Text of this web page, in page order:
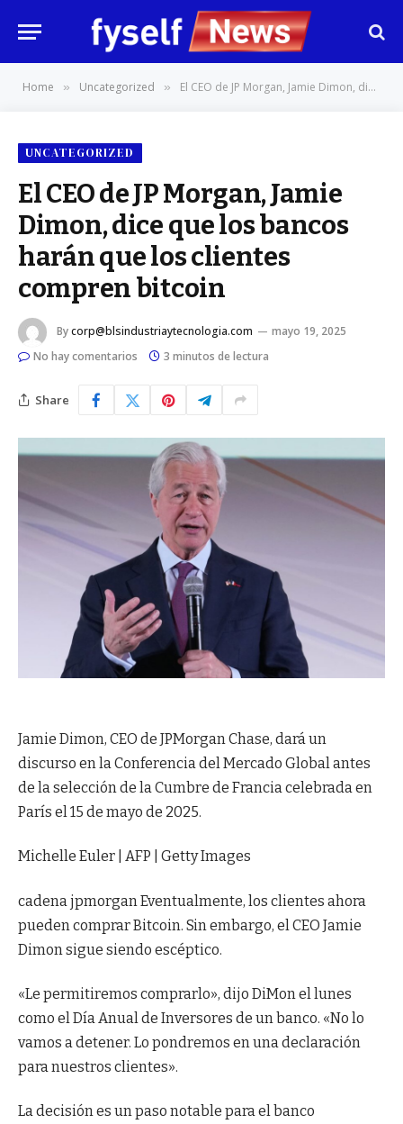
Home » Uncategorized » El CEO de JP Morgan, Jamie Dimon, dice que los bancos harán que los clientes compren bitcoin
UNCATEGORIZED
El CEO de JP Morgan, Jamie
Dimon, dice que los bancos
harán que los clientes
compren bitcoin
Bycorp@blsindustriaytecnologia.com
mayo 19, 2025
No hay comentarios
3 minutos de lectura
Share
Jamie Dimon, CEO de JPMorgan Chase, dará un
discurso en la Conferencia del Mercado Global antes
de la selección de la Cumbre de Francia celebrada en
París el 15 de mayo de 2025.
Michelle Euler | AFP | Getty Images
cadena jpmorgan Eventualmente, los clientes ahora
pueden comprarBitcoin. Sin embargo, el CEO Jamie
Dimon sigue siendo escéptico.
«Le permitiremos comprarlo», dijo DiMon el lunes
como el Día Anual de Inversores de un banco. «No lo
vamos a detener. Lo pondremos en una declaración
para nuestros clientes».
La decisión es un paso notable para el banco